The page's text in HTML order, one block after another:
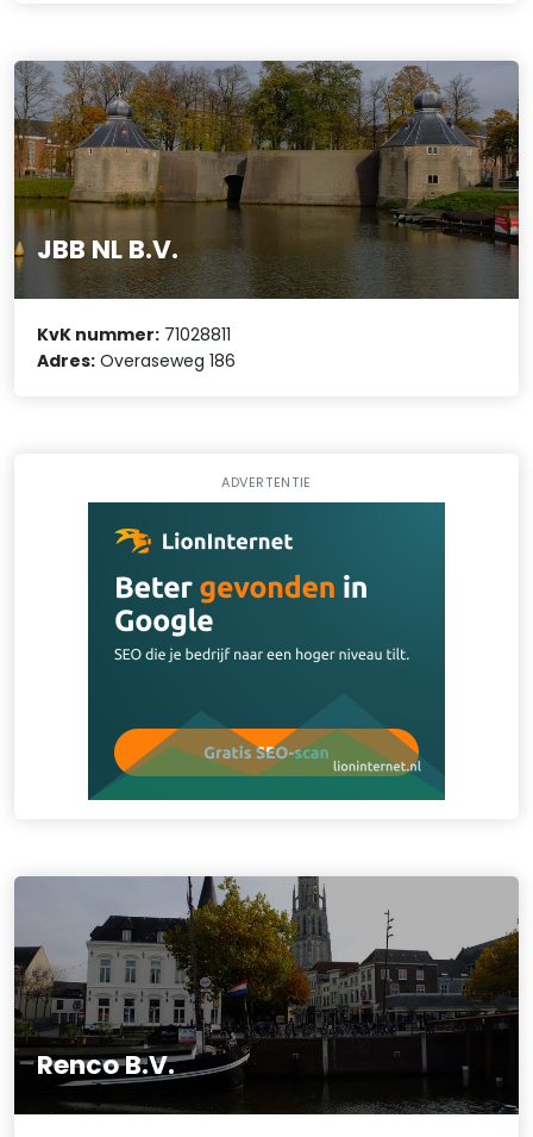
JBB NL B.V.
KvK nummer: 71028811
Adres: Overaseweg 186
ADVERTENTIE
Renco B.V.